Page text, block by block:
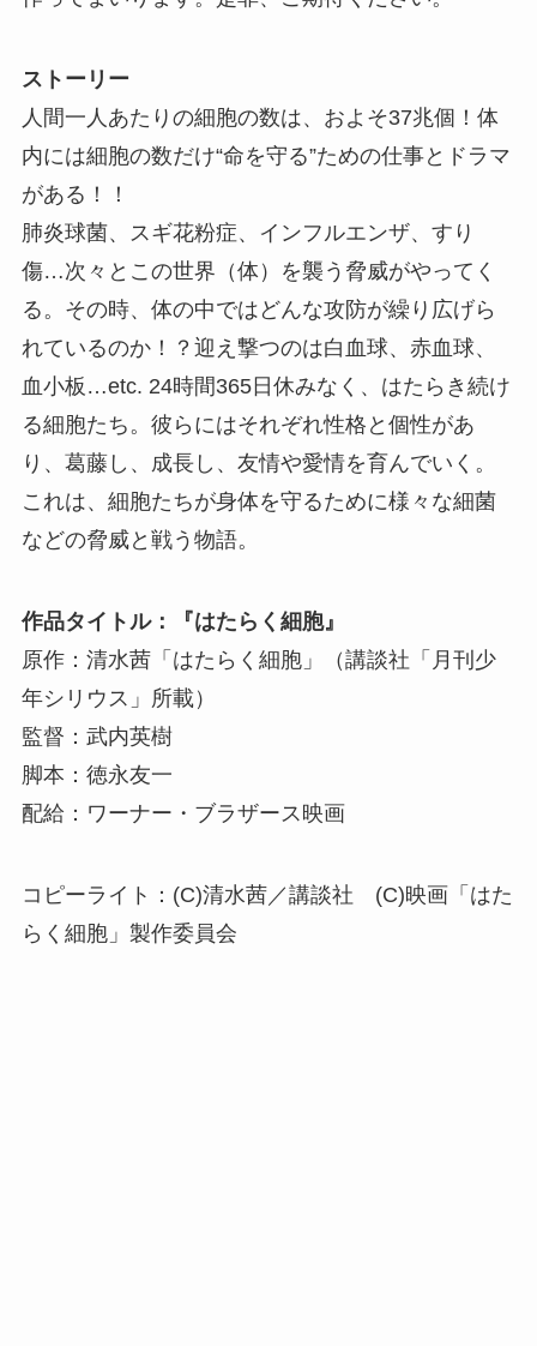
ストーリー
人間一人あたりの細胞の数は、およそ37兆個！体
内には細胞の数だけ“命を守る”ための仕事とドラマ
がある！！
肺炎球菌、スギ花粉症、インフルエンザ、すり
傷…次々とこの世界（体）を襲う脅威がやってく
る。その時、体の中ではどんな攻防が繰り広げら
れているのか！？迎え撃つのは白血球、赤血球、
血小板…etc. 24時間365日休みなく、はたらき続け
る細胞たち。彼らにはそれぞれ性格と個性があ
り、葛藤し、成長し、友情や愛情を育んでいく。
これは、細胞たちが身体を守るために様々な細菌
などの脅威と戦う物語。
作品タイトル：『はたらく細胞』
原作：清水茜「はたらく細胞」（講談社「月刊少
年シリウス」所載）
監督：武内英樹
脚本：徳永友一
配給：ワーナー・ブラザース映画
コピーライト：(C)清水茜／講談社 (C)映画「はた
らく細胞」製作委員会